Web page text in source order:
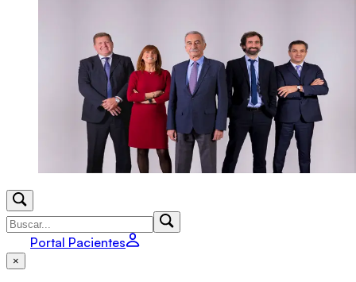
Portal Pacientes
×